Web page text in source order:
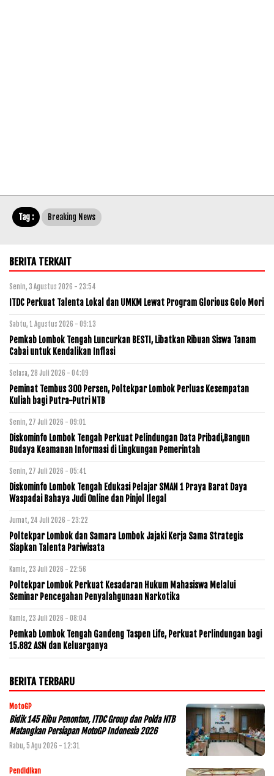
Tag : Breaking News
BERITA TERKAIT
Senin, 3 Agustus 2026 - 23:54
ITDC Perkuat Talenta Lokal dan UMKM Lewat Program Glorious Golo Mori
Sabtu, 1 Agustus 2026 - 09:13
Pemkab Lombok Tengah Luncurkan BESTI, Libatkan Ribuan Siswa Tanam
Cabai untuk Kendalikan Inflasi
Selasa, 28 Juli 2026 - 04:09
Peminat Tembus 300 Persen, Poltekpar Lombok Perluas Kesempatan
Kuliah bagi Putra-Putri NTB
Senin, 27 Juli 2026 - 09:01
Diskominfo Lombok Tengah Perkuat Pelindungan Data Pribadi,Bangun
Budaya Keamanan Informasi di Lingkungan Pemerintah
Senin, 27 Juli 2026 - 05:41
Diskominfo Lombok Tengah Edukasi Pelajar SMAN 1 Praya Barat Daya
Waspadai Bahaya Judi Online dan Pinjol Ilegal
Jumat, 24 Juli 2026 - 23:22
Poltekpar Lombok dan Samara Lombok Jajaki Kerja Sama Strategis
Siapkan Talenta Pariwisata
Kamis, 23 Juli 2026 - 22:56
Poltekpar Lombok Perkuat Kesadaran Hukum Mahasiswa Melalui
Seminar Pencegahan Penyalahgunaan Narkotika
Kamis, 23 Juli 2026 - 08:04
Pemkab Lombok Tengah Gandeng Taspen Life, Perkuat Perlindungan bagi
15.882 ASN dan Keluarganya
BERITA TERBARU
MotoGP
Bidik 145 Ribu Penonton, ITDC Group dan Polda NTB
Matangkan Persiapan MotoGP Indonesia 2026
Rabu, 5 Agu 2026 - 12:31
Pendidikan